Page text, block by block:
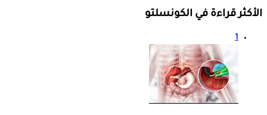
الأكثر قراءة في الكونسلتو
1